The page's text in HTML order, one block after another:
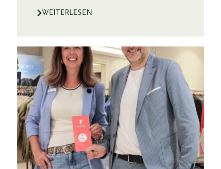
WEITERLESEN